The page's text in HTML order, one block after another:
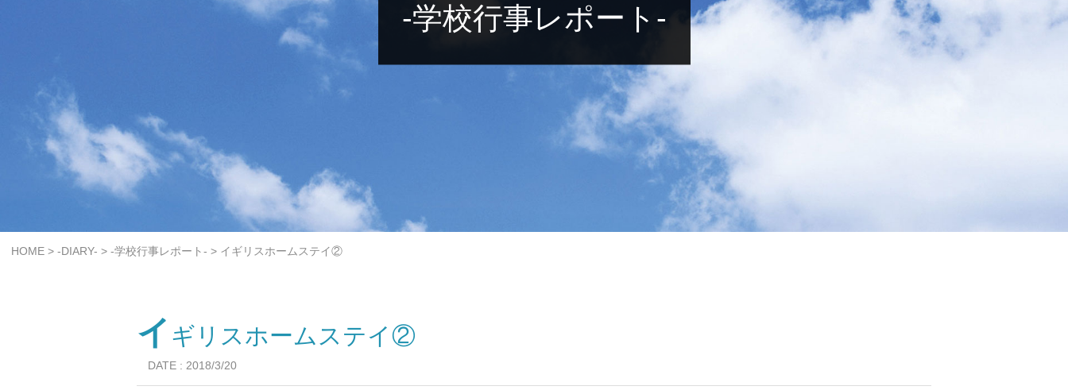
-学校行事レポート-
HOME > -DIARY- > -学校行事レポート- > イギリスホームステイ②
イ ギリスホームステイ②
DATE : 2018/3/20